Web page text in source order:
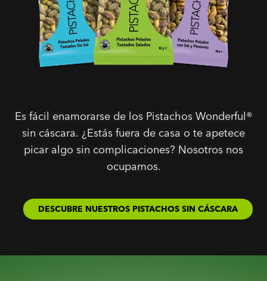
Es fácil enamorarse de los Pistachos Wonderful®
sin cáscara. ¿Estás fuera de casa o te apetece
picar algo sin complicaciones? Nosotros nos
ocupamos.
DESCUBRE NUESTROS PISTACHOS SIN CÁSCARA